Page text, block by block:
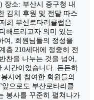
장소: 부산시 중구청 내
김치 후원 및 전달 따스
희 부산로타리클럽은
해드리고자 의미 있는
여, 회원님들의 정성을
층 210세대에 정중히 전
찬을 나누는 것을 넘어,
시간이었습니다. 든든하
사에 참여한 회원들의
으로도 부산로타리클
봉사를 꾸준히 펼쳐나가